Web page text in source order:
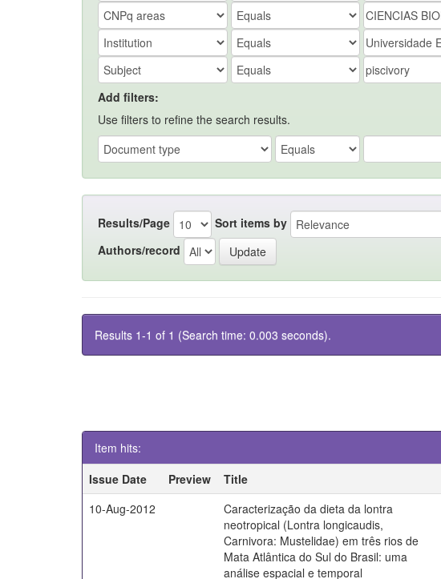
Add filters:
Use filters to refine the search results.
Results/Page Sort items by
Authors/record
Results 1-1 of 1 (Search time: 0.003 seconds).
Item hits:
Issue Date
Preview Title
10-Aug-2012
Caracterização da dieta da lontra
neotropical (Lontra longicaudis,
Carnivora: Mustelidae) em três rios de
Mata Atlântica do Sul do Brasil: uma
análise espacial e temporal